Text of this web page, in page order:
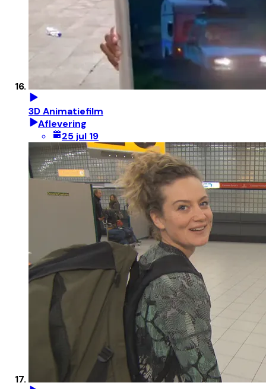
3D Animatiefilm
Aflevering
25 jul 19